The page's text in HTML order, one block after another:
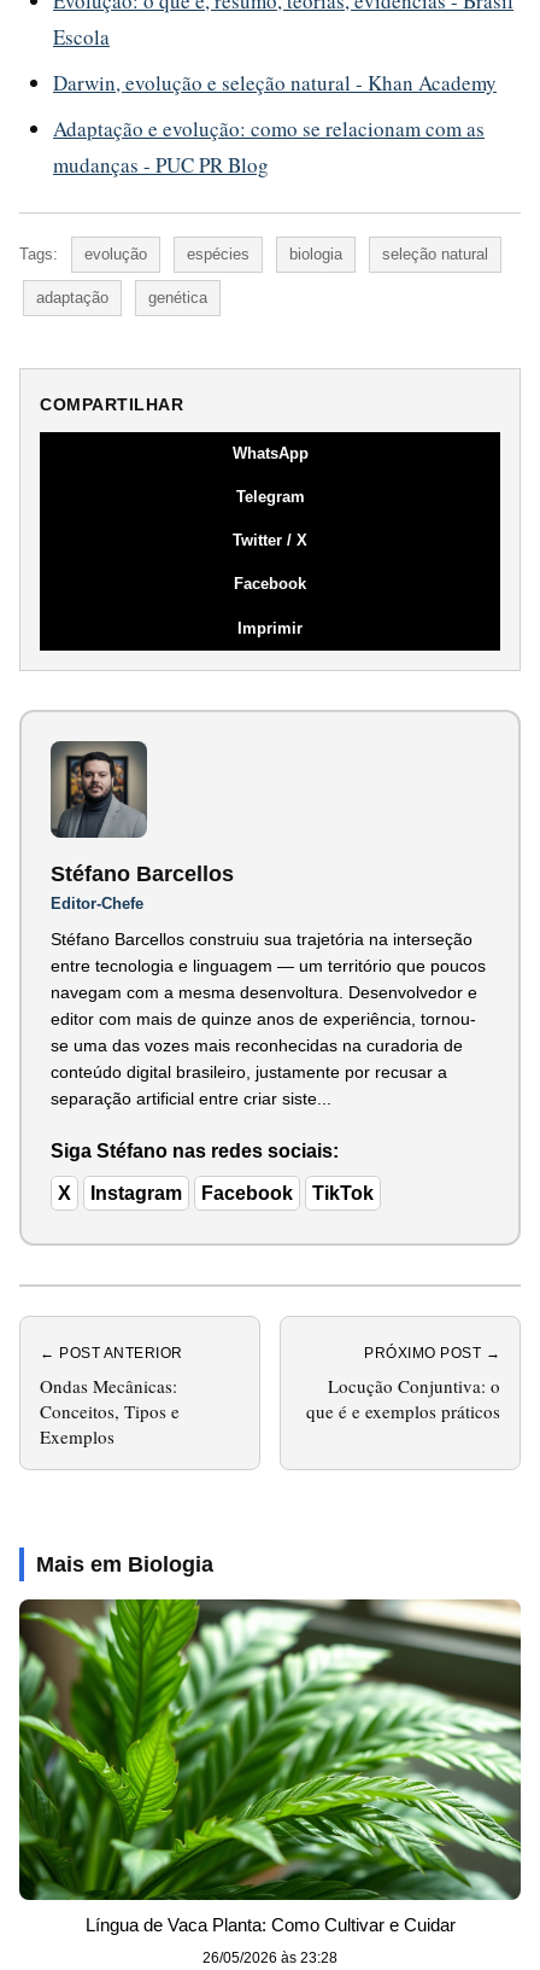
Escola
Darwin, evolução e seleção natural - Khan Academy
Adaptação e evolução: como se relacionam com as
mudanças - PUC PR Blog
Tags: evolução espécies biologia seleção natural
adaptação genética
COMPARTILHAR
WhatsApp
Telegram
Twitter / X
Facebook
Imprimir
Stéfano Barcellos
Editor-Chefe
Stéfano Barcellos construiu sua trajetória na interseção
entre tecnologia e linguagem — um território que poucos
navegam com a mesma desenvoltura. Desenvolvedor e
editor com mais de quinze anos de experiência, tornou-
se uma das vozes mais reconhecidas na curadoria de
conteúdo digital brasileiro, justamente por recusar a
separação artificial entre criar siste...
Siga Stéfano nas redes sociais:
X Instagram Facebook TikTok
← POST ANTERIOR
Ondas Mecânicas:
Conceitos, Tipos e
Exemplos
PRÓXIMO POST →
Locução Conjuntiva: o
que é e exemplos práticos
Mais em Biologia
Língua de Vaca Planta: Como Cultivar e Cuidar
26/05/2026 às 23:28